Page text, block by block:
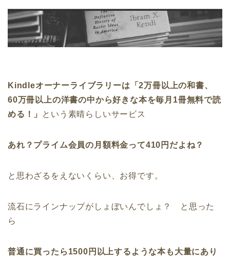
Kindleオーナーライブラリーは「2万冊以上の和書、
60万冊以上の洋書の中から好きな本を毎月1冊無料で読
める！」
という素晴らしいサービス
あれ？プライム会員の月額料金って410円だよね？
と思わざるをえないくらい、お得です。
流石にラインナップがしょぼいんでしょ？ と思った
ら
普通に買ったら1500円以上するような本も大量にあり